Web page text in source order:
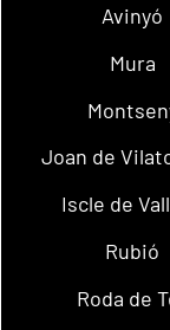
Avinyó
Mura
Joan de
Iscle de
Rubió
Roda de